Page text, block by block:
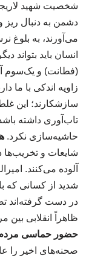
دشمن به دنبال
انسان باید
(فطانت) و یک‌سوم آن
زاویه اندکی با ما
تاب‌آوری داشته
حاشیه‌سازی نکرد.
شایعات و تخریب‌ها
آلوده می‌کنند.
شدید از کسانی که
در دست گرفته‌اند
ظاهراً انقلابی
حضور حماسی مردم و
صحنه‌های اخیر را